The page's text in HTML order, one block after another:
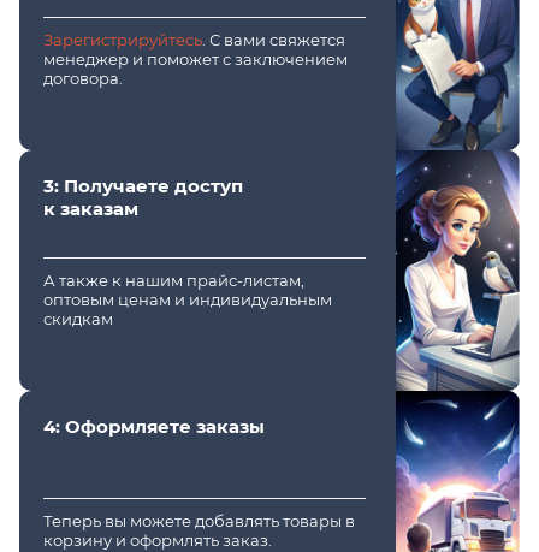
Зарегистрируйтесь . С вами свяжется
менеджер и поможет с заключением
договора.
3: Получаете доступ
к заказам
А также к нашим прайс-листам,
оптовым ценам и индивидуальным
скидкам
4: Оформляете заказы
Теперь вы можете добавлять товары в
корзину и оформлять заказ.